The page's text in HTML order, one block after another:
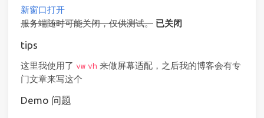
新窗口打开
服务端随时可能关闭，仅供测试。 已关闭
tips
这里我使用了 vw vh 来做屏幕适配，之后我的博客会有专
门文章来写这个
Demo 问题